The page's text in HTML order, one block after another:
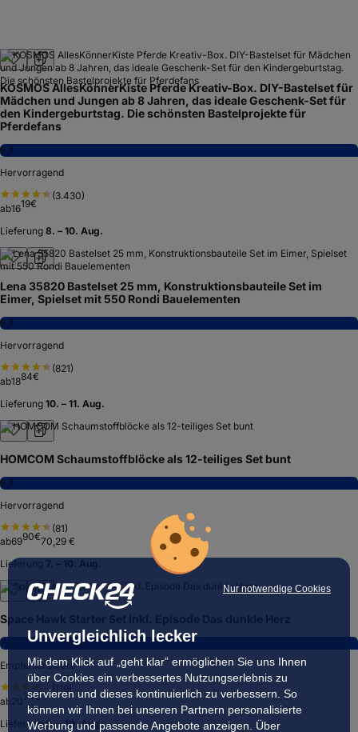
Nur notwendige Cookies
Unvergleichlich lecker
Mit dem Klick auf „geht klar” ermöglichen Sie uns Ihnen
über Cookies ein verbessertes Nutzungserlebnis zu
servieren und dieses kontinuierlich zu verbessern. So
können wir Ihnen bei unseren Partnern personalisierte
Werbung und passende Angebote anzeigen. Über
KOSMOS AllesKönnerKiste Pferde Kreativ-Box. DIY-Bastelset für
Mädchen und Jungen ab 8 Jahren, das ideale Geschenk-Set für
den Kindergeburtstag. Die schönsten Bastelprojekte für
Pferdefans
8,3
Hervorragend
(3.430)
ab1619€
Lieferung 8. – 10. Aug.
Lena 35820 Bastelset 25 mm, Konstruktionsbauteile Set im
Eimer, Spielset mit 550 Rondi Bauelementen
8,3
Hervorragend
(821)
ab1884€
Lieferung 10. – 11. Aug.
HOMCOM Schaumstoffblöcke als 12-teiliges Set bunt
8,3
Hervorragend
(81)
ab6990€70,29 €
Lieferung
Space Hawk Starter Set inkl. Episode Das dunkle Herz
7,4
Empfehlenswert
ab
74€
Lieferung 8. – 10. Aug.